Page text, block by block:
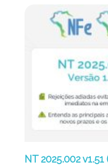
NT 2025.002